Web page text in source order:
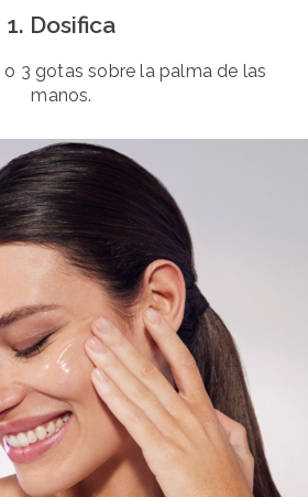
1. Dosifica
3 gotas sobre la palma de las
manos.